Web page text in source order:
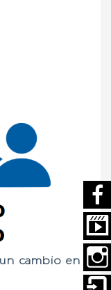
cambio en